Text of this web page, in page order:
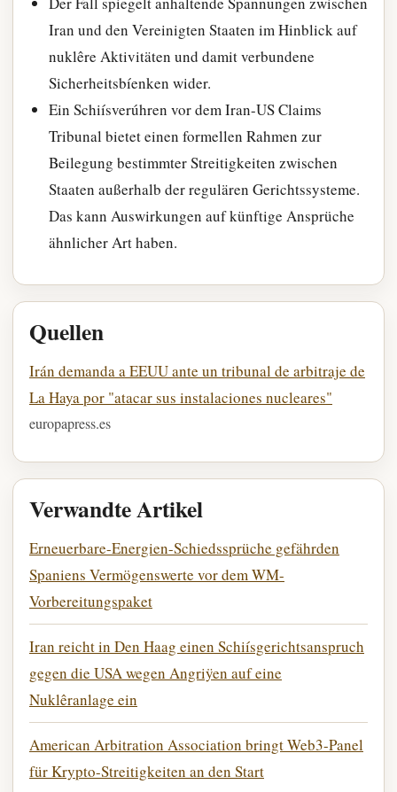
Iran und den Vereinigten Staaten im Hinblick auf
nuklêre Aktivitäten und damit verbundene
Sicherheitsbíenken wider.
Ein Schiísverúhren vor dem Iran-US Claims
Tribunal bietet einen formellen Rahmen zur
Beilegung bestimmter Streitigkeiten zwischen
Staaten außerhalb der regulären Gerichtssysteme.
Das kann Auswirkungen auf künftige Ansprüche
ähnlicher Art haben.
Quellen
Irán demanda a EEUU ante un tribunal de arbitraje de
La Haya por "atacar sus instalaciones nucleares"
europapress.es
Verwandte Artikel
Erneuerbare-Energien-Schiedssprüche gefährden
Spaniens Vermögenswerte vor dem WM-
Vorbereitungspaket
Iran reicht in Den Haag einen Schiísgerichtsanspruch
gegen die USA wegen Angriÿen auf eine
Nuklêranlage ein
American Arbitration Association bringt Web3-Panel
für Krypto-Streitigkeiten an den Start